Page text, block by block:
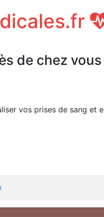
de chez
vos prises de sang et